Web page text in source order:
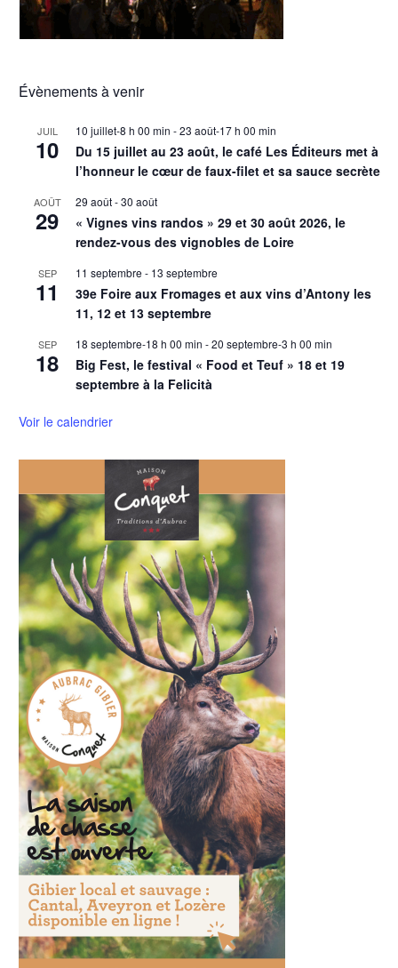
Évènements à venir
JUIL
10
10 juillet-8 h 00 min -23 août-17 h 00 min
Du 15 juillet au 23 août, le café Les Éditeurs met à
l’honneur le cœur de faux-filet et sa sauce secrète
AOÛT
29
29 août-30 août
« Vignes vins randos » 29 et 30 août 2026, le
rendez-vous des vignobles de Loire
SEP
11
11 septembre - 13 septembre
39e Foire aux Fromages et aux vins d’Antony les
11, 12 et 13 septembre
SEP
18
18 septembre-18 h 00 min -20 septembre-3 h 00 min
Big Fest, le festival « Food et Teuf » 18 et 19
septembre à la Felicità
Voir le calendrier